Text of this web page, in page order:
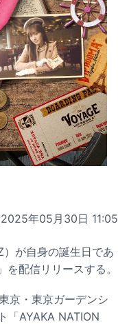
2025年05月30日 11:05
が自身の誕生日であ
配信リリースする。
京・東京ガーデンシ
「AYAKA NATION